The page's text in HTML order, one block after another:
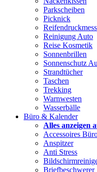
Parkscheiben
Picknick
Reinigung Auto
Reise Kosmetik
Sonnenbrillen
Sonnenschutz
Strandtücher
Taschen
Trekking
Warnwesten
Wasserbälle
Büro & Kalender
Alles anzeigen
Accessoires
Anspitzer
Anti Stress
Briefbeschwerer